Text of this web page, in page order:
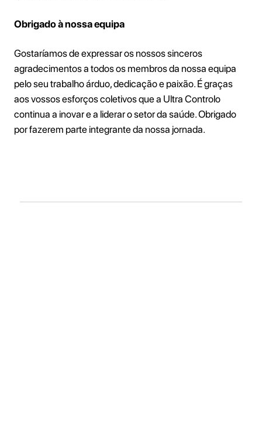
Obrigado à nossa equipa
Gostaríamos de expressar os nossos sinceros
agradecimentos a todos os membros da nossa equipa
pelo seu trabalho árduo, dedicação e paixão. É graças
aos vossos esforços coletivos que a Ultra Controlo
continua a inovar e a liderar o setor da saúde. Obrigado
por fazerem parte integrante da nossa jornada.